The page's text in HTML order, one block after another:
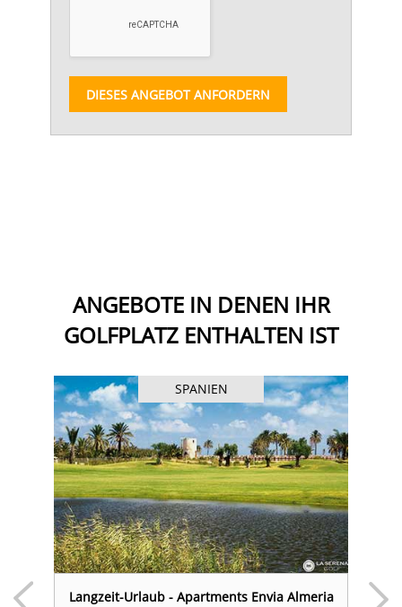
DIESES ANGEBOT ANFORDERN
ANGEBOTE IN DENEN IHR
GOLFPLATZ ENTHALTEN IST
SPANIEN
Langzeit-Urlaub - Apartments Envia Almeria